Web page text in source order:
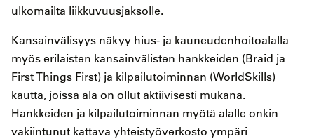
ulkomailta liikkuvuusjaksolle.
Kansainvälisyys näkyy hius- ja kauneudenhoitoalalla
myös erilaisten kansainvälisten hankkeiden (Braid ja
First Things First) ja kilpailutoiminnan (WorldSkills)
kautta, joissa ala on ollut aktiivisesti mukana.
Hankkeiden ja kilpailutoiminnan myötä alalle onkin
vakiintunut kattava yhteistyöverkosto ympäri